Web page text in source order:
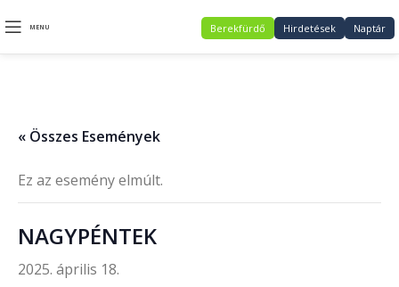
MENU Berekfürdő Hirdetések Naptár
« Összes Események
Ez az esemény elmúlt.
NAGYPÉNTEK
2025. április 18.